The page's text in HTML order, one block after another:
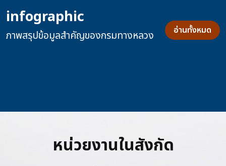
infographic
ภาพสรุปข้อมูลสำคัญของกรมทางหลวง อ่านทั้งหมด
หน่วยงานในสังกัด